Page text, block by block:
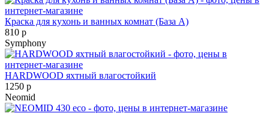
Краска для кухонь и ванных комнат (База А)
810 р
Symphony
HARDWOOD яхтный влагостойкий
1250 р
Neomid